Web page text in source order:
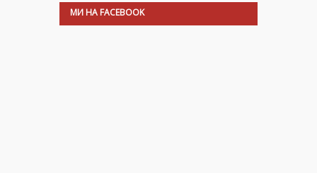
МИ НА FACEBOOK